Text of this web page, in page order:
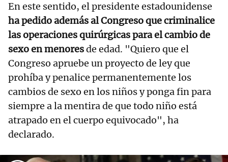
En este sentido, el presidente estadounidense
ha pedido además al Congreso que criminalice
las operaciones quirúrgicas para el cambio de
sexo en menoresde edad. "Quiero que el
Congreso apruebe un proyecto de ley que
prohíba y penalice permanentemente los
cambios de sexo en los niños y ponga fin para
siempre a la mentira de que todo niño está
atrapado en el cuerpo equivocado", ha
declarado.